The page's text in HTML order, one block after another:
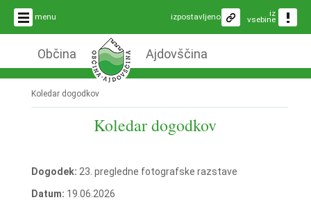
menu iz
vsebine
izpostavljeno
Občina Ajdovščina
Koledar dogodkov
Koledar dogodkov
Dogodek: 23. pregledne fotografske razstave
Datum: 19.06.2026